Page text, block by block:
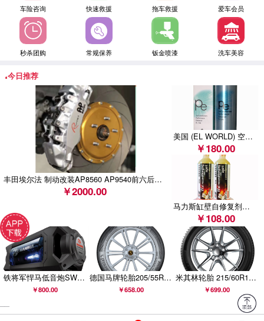
梅赛德斯-奔驰（中国） 汽车销售有限公司召回部分进
口E 43 AMG 4MATIC汽车
天津一汽丰田汽车有限公司召回部分卡罗拉汽车
XV、BRZ汽车
车险咨询 快速救援 拖车救援 爱车会员
秒杀团购 常规保养 钣金喷漆 洗车美容
今日推荐
丰田埃尔法 制动改装AP8560 AP9540前六后四刹车套装
￥2000.00
美国 (EL WORLD) 空调系统全功能增效保护剂 (BN-621 )
￥180.00
马力斯缸壁自修复剂（1支/缸）
￥108.00
铁将军悍马低音炮SW806B升级款SW906B汽车车载有源低音炮悍马音响
￥800.00
德国马牌轮胎205/55R16 91V FR COMC CC6适配斯柯达昊锐明锐
￥658.00
米其林轮胎 215/60R16 99V PRIMACY 4 浩悦 正品包安装
￥699.00